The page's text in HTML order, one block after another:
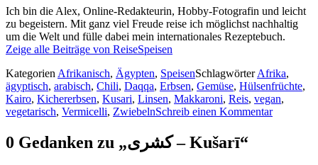
Ich bin die Alex, Online-Redakteurin, Hobby-Fotografin und leicht
zu begeistern. Mit ganz viel Freude reise ich möglichst nachhaltig
um die Welt und fülle dabei mein internationales Rezeptebuch.
Zeige alle Beiträge von ReiseSpeisen
Kategorien Afrikanisch, Ägypten, SpeisenSchlagwörterAfrika,
ägyptisch, arabisch, Chili, Daqqa, Erbsen, Gemüse, Hülsenfrüchte,
Kairo, Kichererbsen, Kusari, Linsen, Makkaroni, Reis, vegan,
vegetarisch, Vermicelli, ZwiebelnSchreib einen Kommentar
0 Gedanken zu „‏كشری‎ – Kušarī“